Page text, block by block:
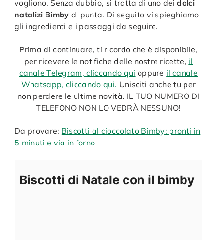
vogliono. Senza dubbio, si tratta di uno deidolci
natalizi Bimby di punta. Di seguito vi spieghiamo
gli ingredienti e i passaggi da seguire.
Prima di continuare, ti ricordo che è disponibile,
per ricevere le notifiche delle nostre ricette, il
canale Telegram, cliccando qui oppure il canale
Whatsapp, cliccando qui. Unisciti anche tu per
non perdere le ultime novità. IL TUO NUMERO DI
TELEFONO NON LO VEDRÀ NESSUNO!
Da provare: Biscotti al cioccolato Bimby: pronti in
5 minuti e via in forno
Biscotti di Natale con il bimby